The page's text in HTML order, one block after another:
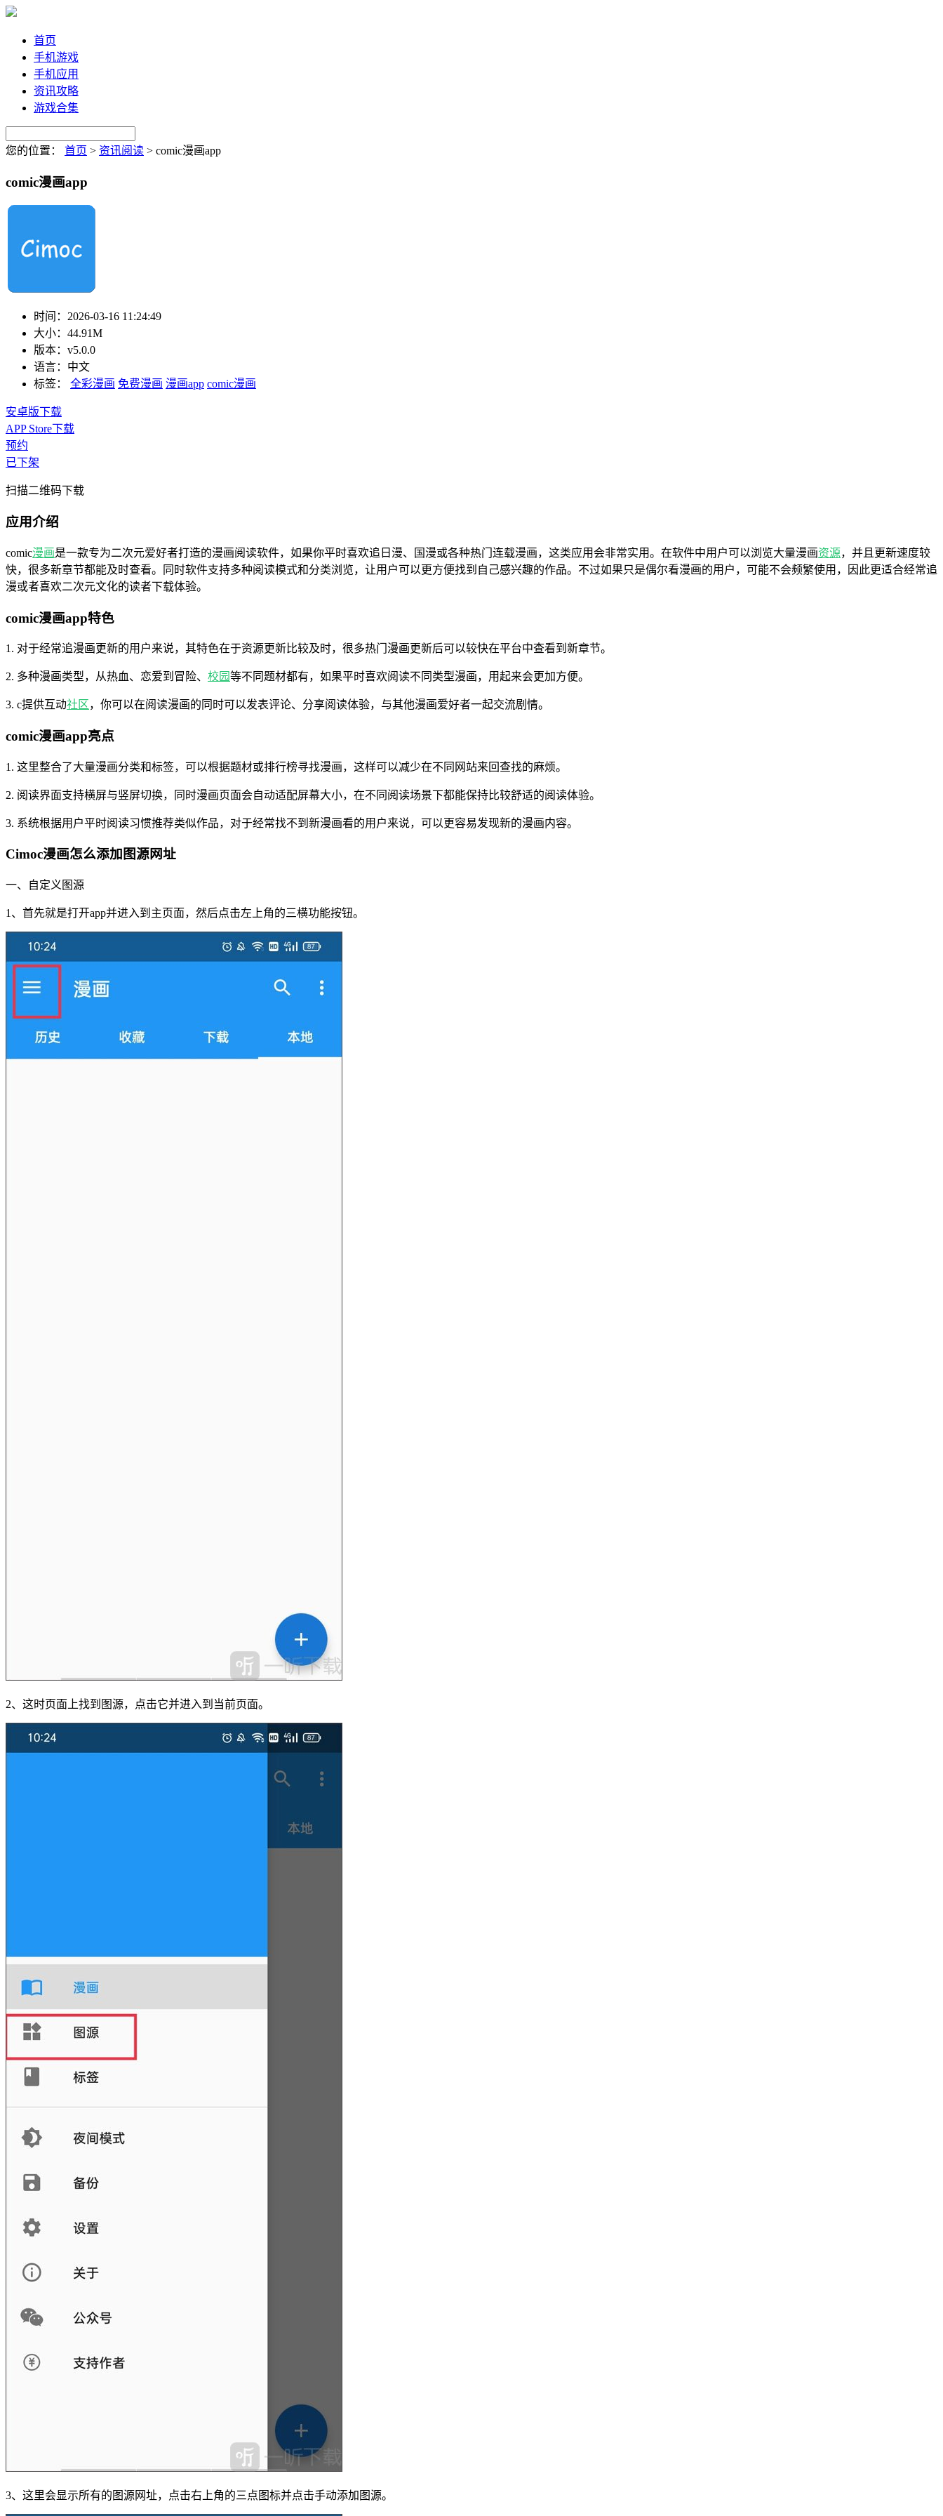
首页
手机游戏
手机应用
资讯攻略
游戏合集
您的位置： 首页 > 资讯阅读 > comic漫画app
comic漫画app
时间： 2026-03-16 11:24:49
大小： 44.91M
版本： v5.0.0
语言： 中文
标签：
全彩漫画 免费漫画 漫画app comic漫画
安卓版下载
APP Store下载
预约
已下架
扫描二维码下载
应用介绍
comic漫画是一款专为二次元爱好者打造的漫画阅读软件，如果你平时喜欢追日漫、国漫或各种热门连载漫画，这类应用会非常实用。在软件中用户可以浏览大量漫画资源，并且更新速度较
快，很多新章节都能及时查看。同时软件支持多种阅读模式和分类浏览，让用户可以更方便找到自己感兴趣的作品。不过如果只是偶尔看漫画的用户，可能不会频繁使用，因此更适合经常追
漫或者喜欢二次元文化的读者下载体验。
comic漫画app特色
1. 对于经常追漫画更新的用户来说，其特色在于资源更新比较及时，很多热门漫画更新后可以较快在平台中查看到新章节。
2. 多种漫画类型，从热血、恋爱到冒险、 校园等不同题材都有，如果平时喜欢阅读不同类型漫画，用起来会更加方便。
3. c提供互动社区，你可以在阅读漫画的同时可以发表评论、分享阅读体验，与其他漫画爱好者一起交流剧情。
comic漫画app亮点
1. 这里整合了大量漫画分类和标签，可以根据题材或排行榜寻找漫画，这样可以减少在不同网站来回查找的麻烦。
2. 阅读界面支持横屏与竖屏切换，同时漫画页面会自动适配屏幕大小，在不同阅读场景下都能保持比较舒适的阅读体验。
3. 系统根据用户平时阅读习惯推荐类似作品，对于经常找不到新漫画看的用户来说，可以更容易发现新的漫画内容。
Cimoc漫画怎么添加图源网址
一、自定义图源
1、首先就是打开app并进入到主页面，然后点击左上角的三横功能按钮。
2、这时页面上找到图源，点击它并进入到当前页面。
3、这里会显示所有的图源网址，点击右上角的三点图标并点击手动添加图源。